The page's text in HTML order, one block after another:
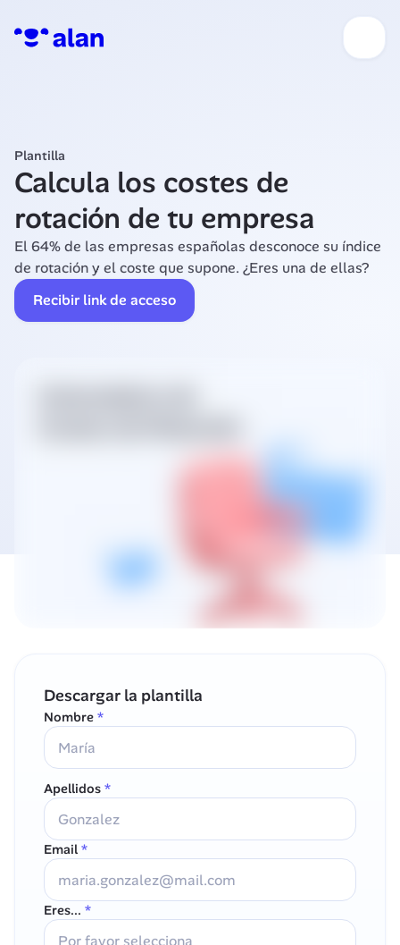
Plantilla
Calcula los costes de
rotación de tu empresa
El 64% de las empresas españolas desconoce su índice
de rotación y el coste que supone. ¿Eres una de ellas?
Recibir link de acceso
Descargar la plantilla
Nombre *
Apellidos *
Email *
Eres... *